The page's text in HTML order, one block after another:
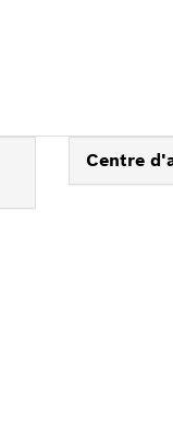
Centre